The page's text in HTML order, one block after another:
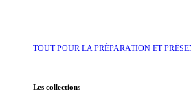
TOUT POUR LA PRÉPARATION ET
Les collections